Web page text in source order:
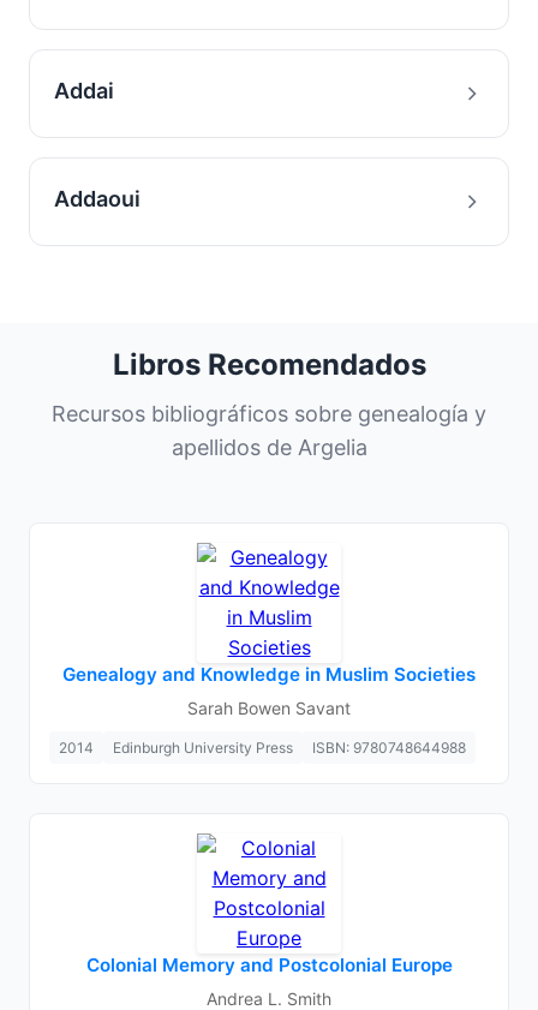
Addai
Addaoui
Libros Recomendados
Recursos bibliográficos sobre genealogía y
apellidos de Argelia
Genealogy and Knowledge in Muslim Societies
Sarah Bowen Savant
2014 Edinburgh University Press ISBN: 9780748644988
Colonial Memory and Postcolonial Europe
Andrea L. Smith